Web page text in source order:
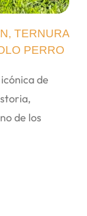
TERNURA
PERRO
de
de los